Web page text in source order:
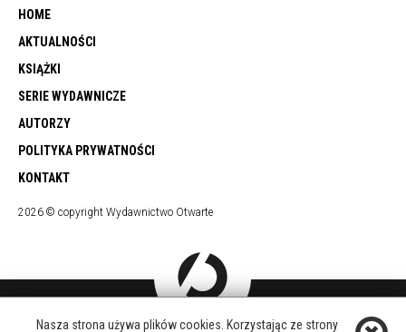
HOME
AKTUALNOŚCI
KSIĄŻKI
SERIE WYDAWNICZE
AUTORZY
POLITYKA PRYWATNOŚCI
KONTAKT
2026 © copyright Wydawnictwo Otwarte
DOŁĄCZ DO NAS
Nasza strona używa plików cookies. Korzystając ze strony